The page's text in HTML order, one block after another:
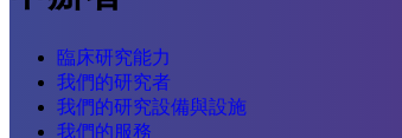
臨床研究能力
我們的研究者
我們的研究設備與設施
我們的服務